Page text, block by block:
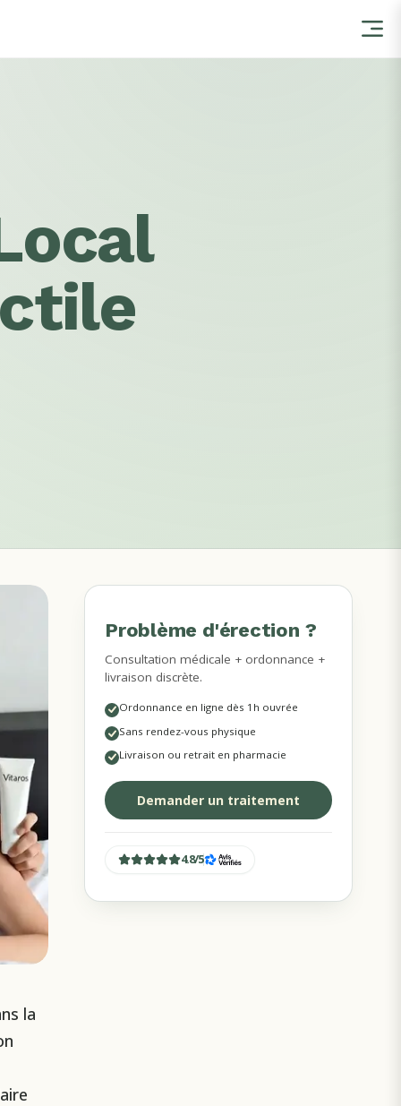
la
MÉDECINS EN LIGNE
Problème d'érection ?
Consultation médicale + ordonnance +
livraison discrète.
Ordonnance en ligne dès 1h ouvrée
Sans rendez-vous physique
Livraison ou retrait en pharmacie
Demander un traitement
4.8/5